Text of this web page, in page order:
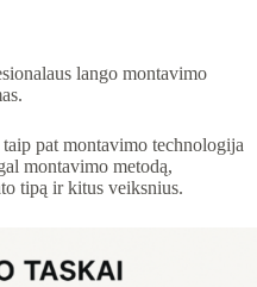
lango montavimo
pat montavimo technologija
montavimo metodą,
tipą ir kitus veiksnius.